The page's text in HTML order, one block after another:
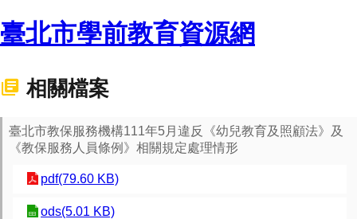
臺北市學前教育資源網
相關檔案
臺北市教保服務機構111年5月違反《幼兒教育及照顧法》及
《教保服務人員條例》相關規定處理情形
pdf(79.60 KB)
ods(5.01 KB)